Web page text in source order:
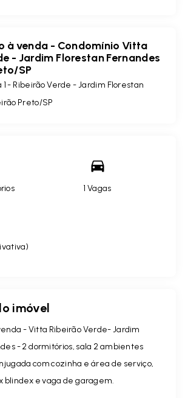
à venda - Condomínio Vitta
- Jardim Florestan Fernandes
SP
- Ribeirão Verde -Jardim Florestan
Preto/SP
1 Vagas
)
imóvel
- Vitta Ribeirão Verde- Jardim
- 2 dormitórios, sala 2 ambientes
com cozinha e área de serviço,
blindex e vaga de garagem.